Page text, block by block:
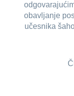
obavljanje
učesnika